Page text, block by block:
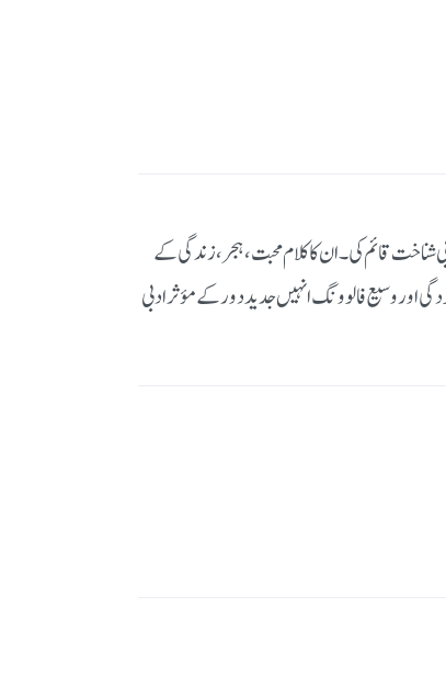
قائم کی۔ ان کا کلام محبت، ہجر، زندگی کے
اور وسیع فالوونگ انہیں جدید دور کے مؤثر ادبی